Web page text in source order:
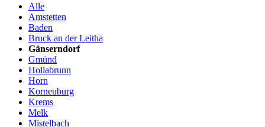
Alle
Amstetten
Baden
Bruck an der Leitha
Gänserndorf
Gmünd
Hollabrunn
Horn
Korneuburg
Krems
Melk
Mistelbach